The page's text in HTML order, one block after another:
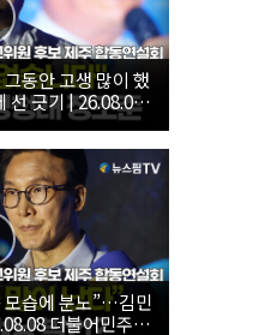
| 26.08.08
위원 후보 제주 합
습에 분노”…김민
더불어민주당